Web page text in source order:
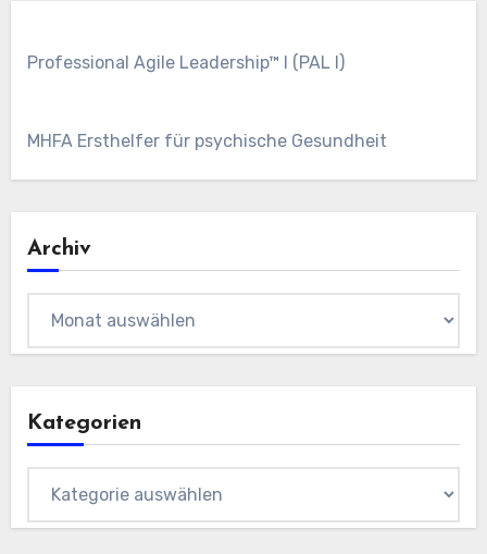
Professional Agile Leadership™ I (PAL I)
MHFA Ersthelfer für psychische Gesundheit
Archiv
Kategorien